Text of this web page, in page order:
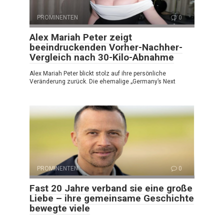
PROMINENTEN 0
Alex Mariah Peter zeigt
beeindruckenden Vorher-Nachher-
Vergleich nach 30-Kilo-Abnahme
Alex Mariah Peter blickt stolz auf ihre persönliche
Veränderung zurück. Die ehemalige „Germany’s Next
PROMINENTEN 0
Fast 20 Jahre verband sie eine große
Liebe – ihre gemeinsame Geschichte
bewegte viele